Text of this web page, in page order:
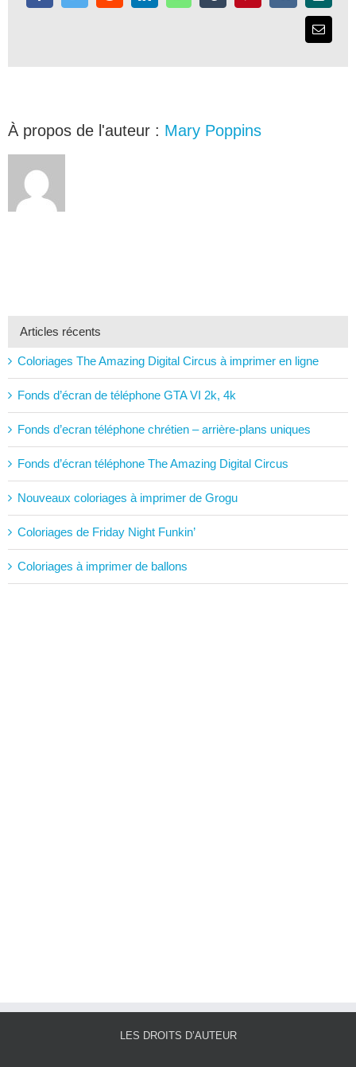
À propos de l'auteur : Mary Poppins
Articles récents
Coloriages The Amazing Digital Circus à imprimer en ligne
Fonds d’écran de téléphone GTA VI 2k, 4k
Fonds d’ecran téléphone chrétien – arrière-plans uniques
Fonds d’écran téléphone The Amazing Digital Circus
Nouveaux coloriages à imprimer de Grogu
Coloriages de Friday Night Funkin’
Coloriages à imprimer de ballons
LES DROITS D’AUTEUR